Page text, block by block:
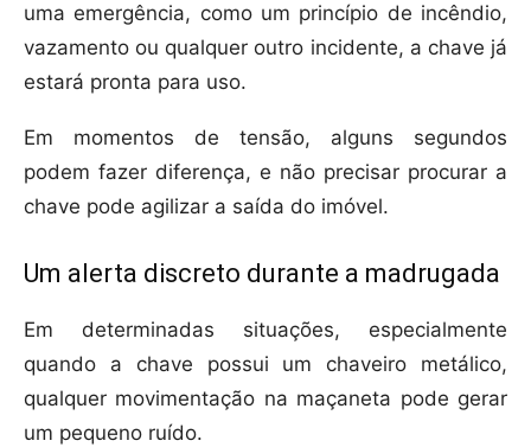
uma emergência, como um princípio de incêndio,
vazamento ou qualquer outro incidente, a chave já
estará pronta para uso.
Em momentos de tensão, alguns segundos
podem fazer diferença, e não precisar procurar a
chave pode agilizar a saída do imóvel.
Um alerta discreto durante a madrugada
Em determinadas situações, especialmente
quando a chave possui um chaveiro metálico,
qualquer movimentação na maçaneta pode gerar
um pequeno ruído.